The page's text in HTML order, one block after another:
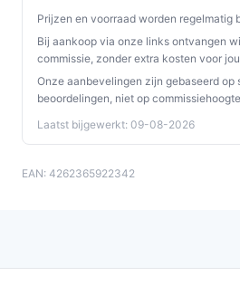
Prijzen en voorraad worden regelmatig
Bij aankoop via onze links ontvangen
commissie, zonder extra kosten voor
Onze aanbevelingen zijn gebaseerd op
beoordelingen, niet op
Laatst bijgewerkt: 09-08-2026
EAN: 4262365922342